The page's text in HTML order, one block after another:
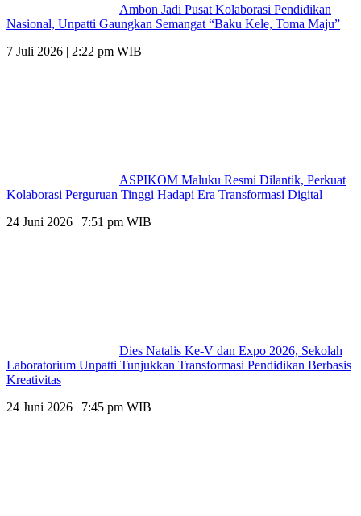
Ambon Jadi Pusat Kolaborasi Pendidikan
Nasional, Unpatti Gaungkan Semangat “Baku Kele, Toma Maju”
7 Juli 2026 | 2:22 pm WIB
ASPIKOM Maluku Resmi Dilantik, Perkuat
Kolaborasi Perguruan Tinggi Hadapi Era Transformasi Digital
24 Juni 2026 | 7:51 pm WIB
Dies Natalis Ke-V dan Expo 2026, Sekolah
Laboratorium Unpatti Tunjukkan Transformasi Pendidikan Berbasis
Kreativitas
24 Juni 2026 | 7:45 pm WIB